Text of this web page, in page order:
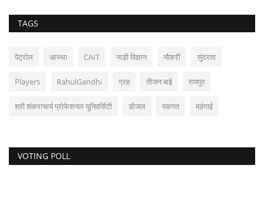
TAGS
पेट्रोल आस्था CAIT नाड़ी विज्ञान नौकरी सुंदरता
Players RahulGandhi ग्रह तीजन बाई रायपुर
श्री शंकराचार्य प्रोफेशनल यूनिवर्सिटी डीजल स्वागत महंगाई
VOTING POLL